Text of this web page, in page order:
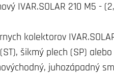
IVAR.SOLAR 210 M5 -
kolektorov
šikmý plech (SP) alebo
juhozápadný